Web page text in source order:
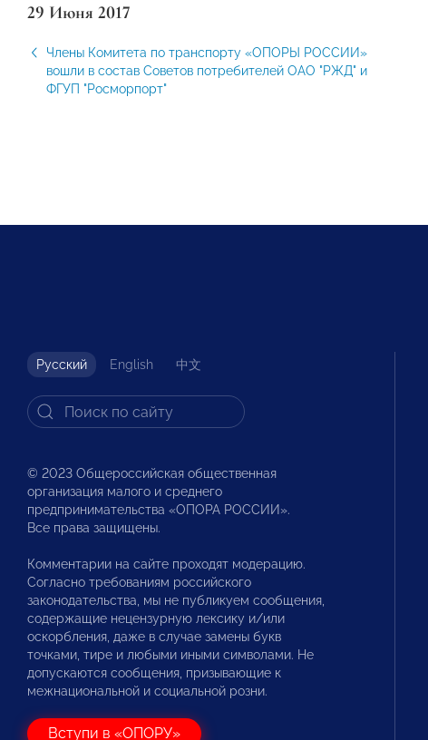
29 Июня 2017
Члены Комитета по транспорту «ОПОРЫ РОССИИ»
вошли в состав Советов потребителей ОАО "РЖД" и
ФГУП "Росморпорт"
Русский English 中文
© 2023 Общероссийская общественная
организация малого и среднего
предпринимательства «ОПОРА РОССИИ».
Все права защищены.
Комментарии на сайте проходят модерацию.
Согласно требованиям российского
законодательства, мы не публикуем сообщения,
содержащие нецензурную лексику и/или
оскорбления, даже в случае замены букв
точками, тире и любыми иными символами. Не
допускаются сообщения, призывающие к
межнациональной и социальной розни.
Вступи в «ОПОРУ»